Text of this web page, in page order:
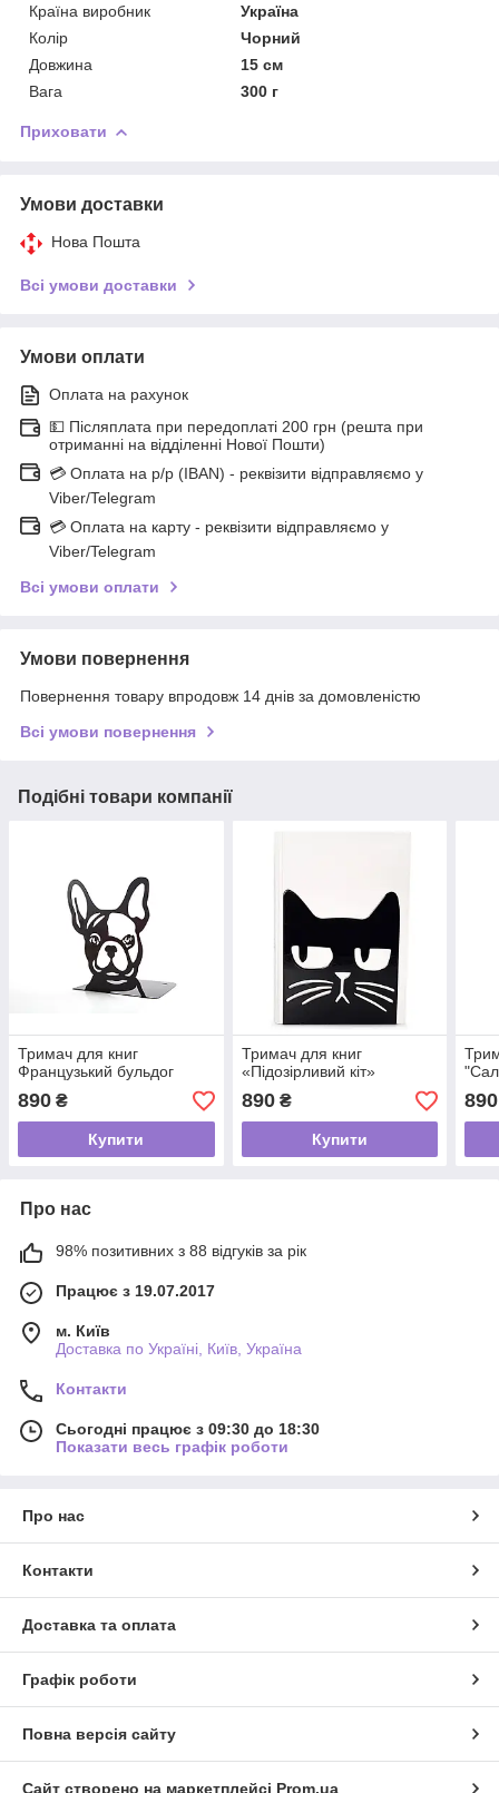
Країна виробник
Україна
Колір
Чорний
Довжина
15 см
Вага
300 г
Приховати
Умови доставки
Нова Пошта
Всі умови доставки
Умови оплати
Оплата на рахунок
💵 Післяплата при передоплаті 200 грн (решта при
отриманні на відділенні Нової Пошти)
💳 Оплата на р/р (IBAN) - реквізити відправляємо у
Viber/Telegram
💳 Оплата на карту - реквізити відправляємо у
Viber/Telegram
Всі умови оплати
Умови повернення
Повернення товару впродовж 14 днів за домовленістю
Всі умови повернення
Подібні товари компанії
Тримач для книг
Французький бульдог
890 ₴
Купити
Тримач для книг
«Підозірливий кіт»
890₴
Купити
890
Про нас
98% позитивних з 88 відгуків за рік
Працює з 19.07.2017
м. Київ
Доставка по Україні, Київ, Україна
Контакти
Сьогодні працює з 09:30 до 18:30
Показати весь графік роботи
Про нас
Контакти
Доставка та оплата
Графік роботи
Повна версія сайту
Сайт створено на маркетплейсі Prom.ua